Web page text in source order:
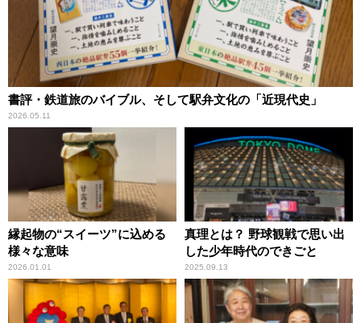
書評・鉄道旅のバイブル、そして駅弁文化の「近現代史」
2026.05.11
縁起物の“スイーツ”に込める
様々な意味
2026.01.01
真理とは？ 野球観戦で思い出
した少年時代のできごと
2025.09.13